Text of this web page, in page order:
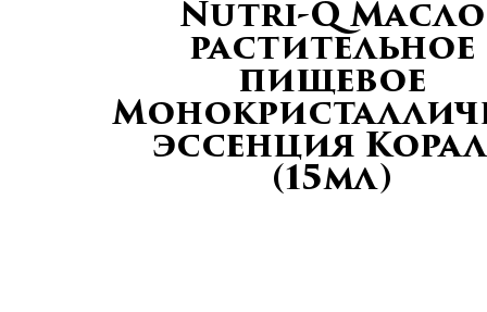
Nutri-Q Масло
растительное
пищевое
эссенция
(15мл)